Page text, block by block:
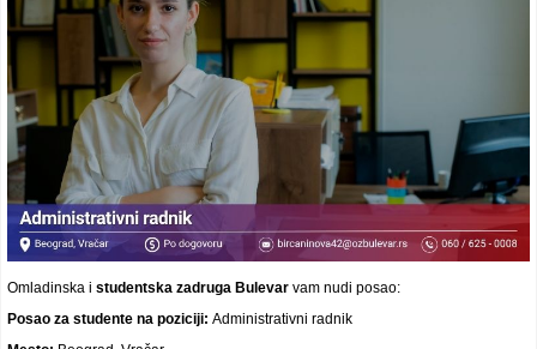
Omladinska i studentska zadruga Bulevar vam nudi posao:
Posao za studente na poziciji: Administrativni radnik